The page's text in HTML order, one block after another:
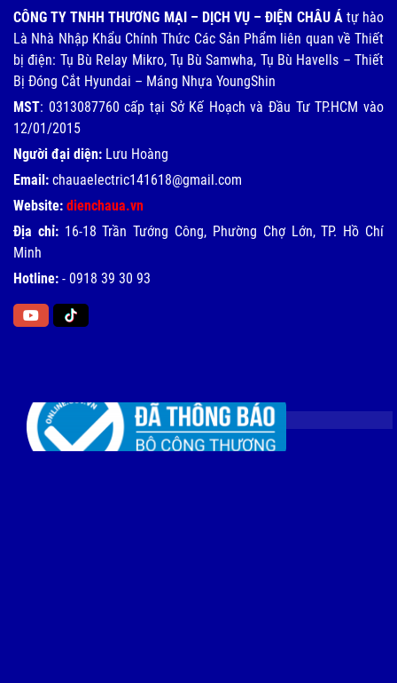
CÔNG TY TNHH THƯƠNG MẠI – DỊCH VỤ – ĐIỆN CHÂU Átự hào
Là Nhà Nhập Khẩu Chính Thức Các Sản Phẩm liên quan về Thiết
bị điện: Tụ Bù Relay Mikro, Tụ Bù Samwha, Tụ Bù Havells – Thiết
Bị Đóng Cắt Hyundai – Máng Nhựa YoungShin
MST: 0313087760 cấp tại Sở Kế Hoạch và Đầu Tư TP.HCM vào
12/01/2015
Người đại diện: Lưu Hoàng
Email: chauaelectric141618@gmail.com
Website: dienchaua.vn
Địa chỉ: 16-18 Trần Tướng Công, Phường Chợ Lớn, TP. Hồ Chí
Minh
Hotline: - 0918 39 30 93